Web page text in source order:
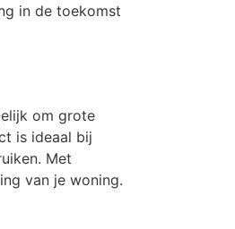
in de toekomst
om grote
is ideaal bij
Met
van je woning.